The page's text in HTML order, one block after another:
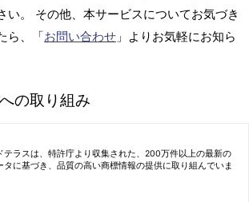
い。 その他、本サービスについてお気づき
ら、「お問い合わせ 」よりお気軽にお知ら
の取り組み
テラスは、特許庁より収集された、200万件以上の最新の
タに基づき、品質の高い商標情報の提供に取り組んでいま